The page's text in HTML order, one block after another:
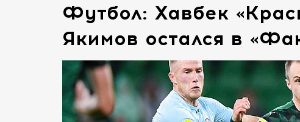
Футбол: Хавбек
Якимов остался в